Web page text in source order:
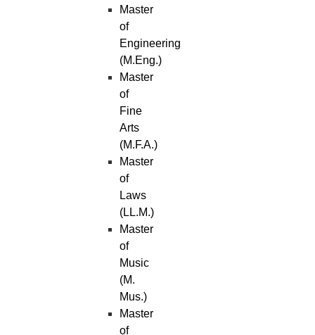
Master
of
Engineering
(M.Eng.)
Master
of
Fine
Arts
(M.F.A.)
Master
of
Laws
(LL.M.)
Master
of
Music
(M.
Mus.)
Master
of